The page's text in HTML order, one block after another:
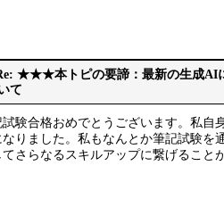
★★★本トピの要諦：最新の生成AI
て
試験合格おめでとうございます。私
りました。私もなんとか筆記試験を
てさらなるスキルアップに繋げること